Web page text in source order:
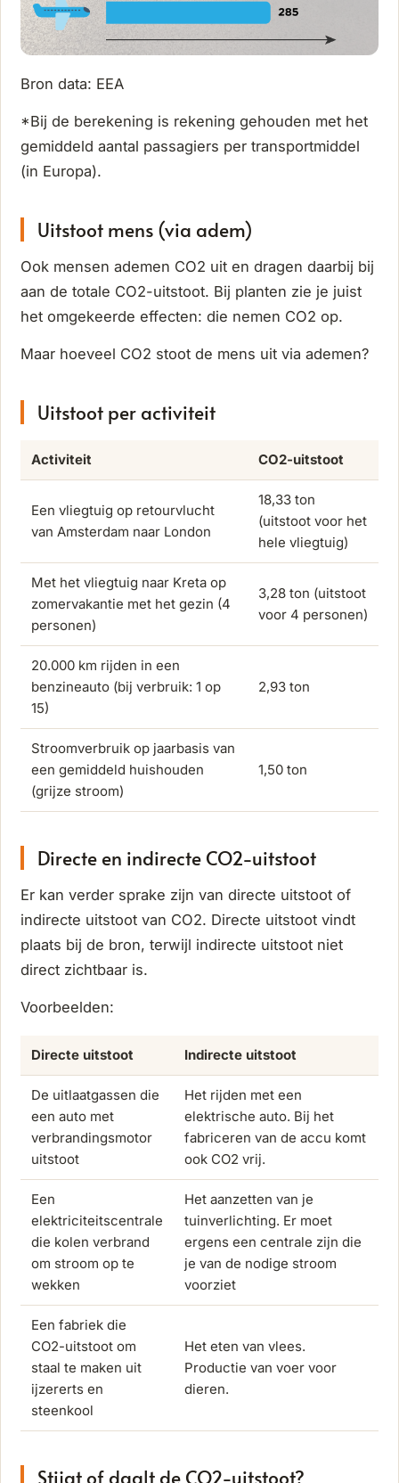
Bron data: EEA
*Bij de berekening is rekening gehouden met het
gemiddeld aantal passagiers per transportmiddel
(in Europa).
Uitstoot mens (via adem)
Ook mensen ademen CO2 uit en dragen daarbij bij
aan de totale CO2-uitstoot. Bij planten zie je juist
het omgekeerde effecten: die nemen CO2 op.
Maar hoeveel CO2 stoot de mens uit via ademen?
Uitstoot per activiteit
Activiteit CO2-uitstoot
Een vliegtuig op retourvlucht
van Amsterdam naar London
18,33 ton
(uitstoot voor het
hele vliegtuig)
Met het vliegtuig naar Kreta op
zomervakantie met het gezin (4
personen)
3,28 ton (uitstoot
voor 4 personen)
20.000 km rijden in een
benzineauto (bij verbruik: 1 op
15)
2,93 ton
Stroomverbruik op jaarbasis van
een gemiddeld huishouden
(grijze stroom)
1,50 ton
Directe en indirecte CO2-uitstoot
Er kan verder sprake zijn van directe uitstoot of
indirecte uitstoot van CO2. Directe uitstoot vindt
plaats bij de bron, terwijl indirecte uitstoot niet
direct zichtbaar is.
Voorbeelden:
Directe uitstoot Indirecte uitstoot
De uitlaatgassen die
een auto met
verbrandingsmotor
uitstoot
Het rijden met een
elektrische auto. Bij het
fabriceren van de accu komt
ook CO2 vrij.
Een
elektriciteitscentrale
die kolen verbrand
om stroom op te
wekken
Het aanzetten van je
tuinverlichting. Er moet
ergens een centrale zijn die
je van de nodige stroom
voorziet
Een fabriek die
CO2-uitstoot om
staal te maken uit
ijzererts en
steenkool
Het eten van vlees.
Productie van voer voor
dieren.
Stijgt of daalt de CO2-uitstoot?